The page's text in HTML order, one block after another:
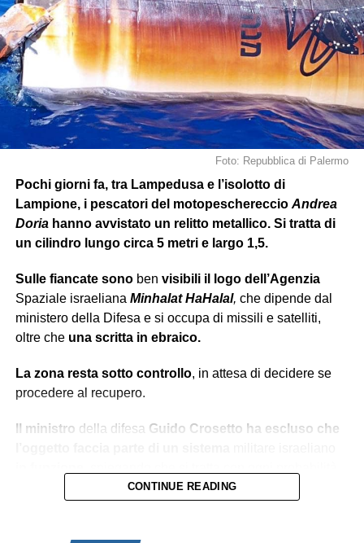
Foto: Repubblica di Palermo
Pochi giorni fa, tra Lampedusa e l’isolotto di
Lampione, i pescatori del motopeschereccio Andrea
Doriahanno avvistato un relitto metallico. Si tratta di
un cilindro lungo circa 5 metri e largo 1,5.
Sulle fiancate sonoben visibili il logo dell’Agenzia
Spaziale israeliana Minhalat HaHalal, che dipende dal
ministero della Difesa e si occupa di missili e satelliti,
oltre che una scritta in ebraico.
La zona resta sotto controllo, in attesa di decidere se
procedere al recupero.
Il ministro della difesa Guido Crosetto ha escluso che
di un frammento legato a un recente lancio spaziale.
CONTINUE READING